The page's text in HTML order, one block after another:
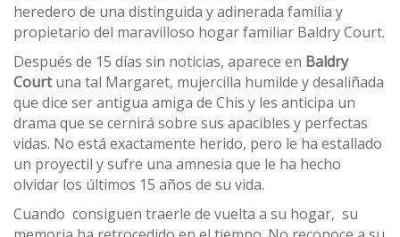
heredero de una distinguida y adinerada familia y
propietario del maravilloso hogar familiar Baldry Court.
Después de 15 días sin noticias, aparece en Baldry
Courtuna tal Margaret, mujercilla humilde y desaliñada
que dice ser antigua amiga de Chis y les anticipa un
drama que se cernirá sobre sus apacibles y perfectas
vidas. No está exactamente herido, pero le ha estallado
un proyectil y sufre una amnesia que le ha hecho
olvidar los últimos 15 años de su vida.
Cuando consiguen traerle de vuelta a su hogar, su